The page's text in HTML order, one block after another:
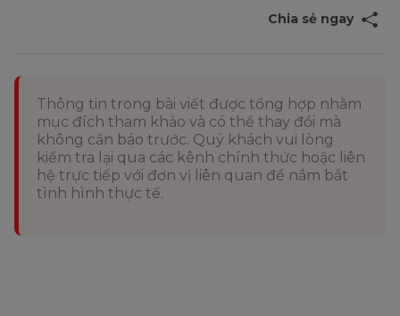
Chia sẻ ngay
Thông tin trong bài viết được tổng hợp nhằm
mục đích tham khảo và có thể thay đổi mà
không cần báo trước. Quý khách vui lòng
kiểm tra lại qua các kênh chính thức hoặc liên
hệ trực tiếp với đơn vị liên quan để nắm bắt
tình hình thực tế.